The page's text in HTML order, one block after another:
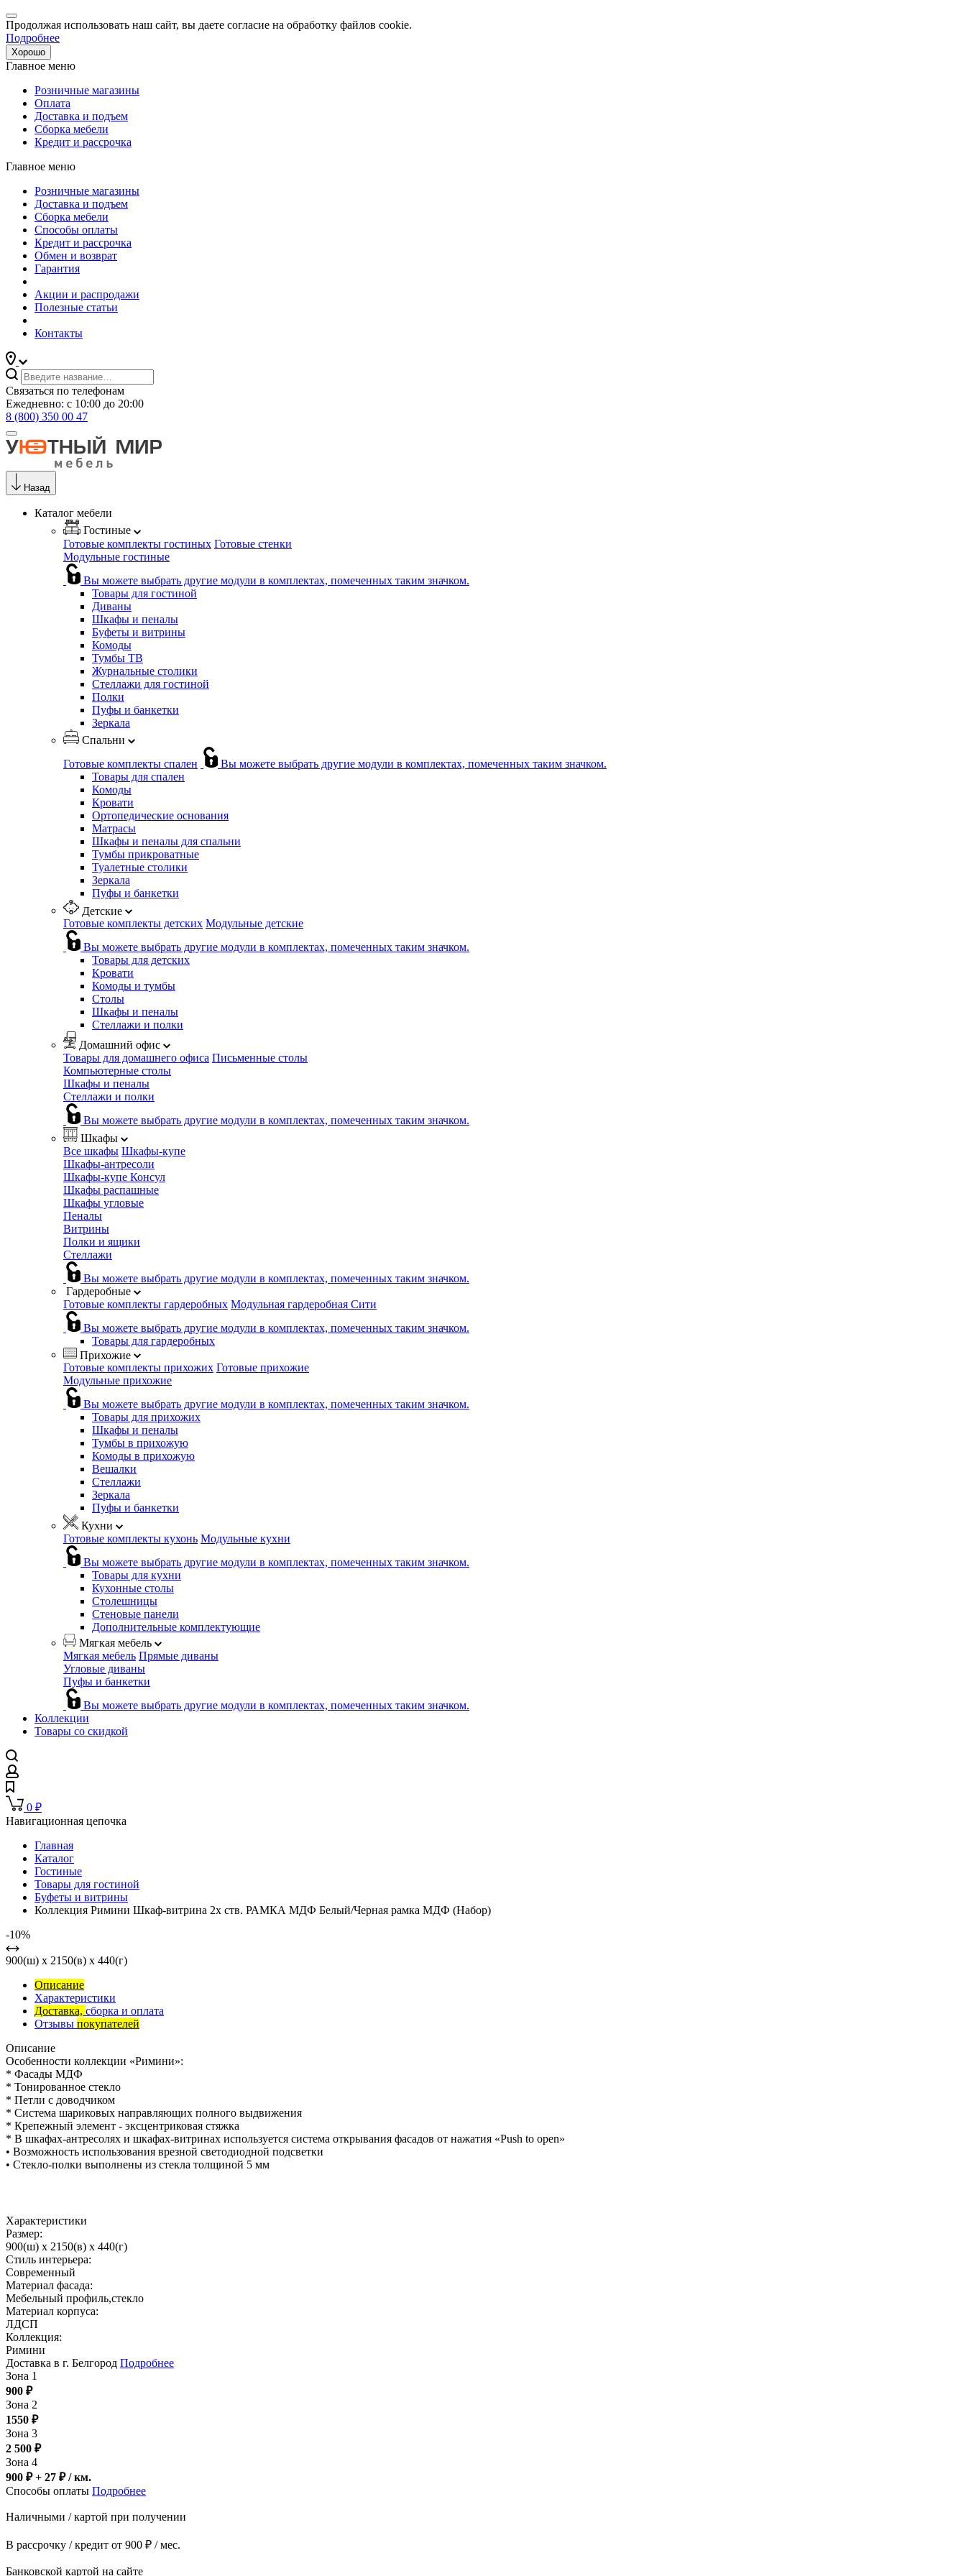
Продолжая использовать наш сайт, вы даете согласие на обработку файлов cookie.
Подробнее
Хорошо
Главное меню
Розничные магазины
Оплата
Доставка и подъем
Сборка мебели
Кредит и рассрочка
Главное меню
Розничные магазины
Доставка и подъем
Сборка мебели
Способы оплаты
Кредит и рассрочка
Обмен и возврат
Гарантия
Акции и распродажи
Полезные статьи
Контакты
Связаться по телефонам
Ежедневно: с 10:00 до 20:00
8 (800) 350 00 47
Назад
Каталог мебели
Гостиные
Готовые комплекты гостиных Готовые стенки
Модульные гостиные
Вы можете выбрать другие модули в комплектах, помеченных таким значком.
Товары для гостиной
Диваны
Шкафы и пеналы
Буфеты и витрины
Комоды
Тумбы ТВ
Журнальные столики
Стеллажи для гостиной
Полки
Пуфы и банкетки
Зеркала
Спальни
Готовые комплекты спален
Вы можете выбрать другие модули в комплектах, помеченных таким значком.
Товары для спален
Комоды
Кровати
Ортопедические основания
Матрасы
Шкафы и пеналы для спальни
Тумбы прикроватные
Туалетные столики
Зеркала
Пуфы и банкетки
Детские
Готовые комплекты детских Модульные детские
Вы можете выбрать другие модули в комплектах, помеченных таким значком.
Товары для детских
Кровати
Комоды и тумбы
Столы
Шкафы и пеналы
Стеллажи и полки
Домашний офис
Товары для домашнего офиса Письменные столы
Компьютерные столы
Шкафы и пеналы
Стеллажи и полки
Вы можете выбрать другие модули в комплектах, помеченных таким значком.
Шкафы
Все шкафы Шкафы-купе
Шкафы-антресоли
Шкафы-купе Консул
Шкафы распашные
Шкафы угловые
Пеналы
Витрины
Полки и ящики
Стеллажи
Вы можете выбрать другие модули в комплектах, помеченных таким значком.
Гардеробные
Готовые комплекты гардеробных Модульная гардеробная Сити
Вы можете выбрать другие модули в комплектах, помеченных таким значком.
Товары для гардеробных
Прихожие
Готовые комплекты прихожих Готовые прихожие
Модульные прихожие
Вы можете выбрать другие модули в комплектах, помеченных таким значком.
Товары для прихожих
Шкафы и пеналы
Тумбы в прихожую
Комоды в прихожую
Вешалки
Стеллажи
Зеркала
Пуфы и банкетки
Кухни
Готовые комплекты кухонь Модульные кухни
Вы можете выбрать другие модули в комплектах, помеченных таким значком.
Товары для кухни
Кухонные столы
Столешницы
Стеновые панели
Дополнительные комплектующие
Мягкая мебель
Мягкая мебель Прямые диваны
Угловые диваны
Пуфы и банкетки
Вы можете выбрать другие модули в комплектах, помеченных таким значком.
Коллекции
Товары со скидкой
0 ₽
Навигационная цепочка
Главная
Каталог
Гостиные
Товары для гостиной
Буфеты и витрины
Коллекция Римини Шкаф-витрина 2х ств. РАМКА МДФ Белый/Черная рамка МДФ (Набор)
-10%
900(ш) x 2150(в) x 440(г)
Описание
Характеристики
Доставка, сборка и оплата
Отзывы покупателей
Описание
Особенности коллекции «Римини»:
* Фасады МДФ
* Тонированное стекло
* Петли с доводчиком
* Система шариковых направляющих полного выдвижения
* Крепежный элемент - эксцентриковая стяжка
* В шкафах-антресолях и шкафах-витринах используется система открывания фасадов от нажатия «Push to open»
• Возможность использования врезной светодиодной подсветки
• Стекло-полки выполнены из стекла толщиной 5 мм
Характеристики
Размер:
900(ш) x 2150(в) x 440(г)
Стиль интерьера:
Современный
Материал фасада:
Мебельный профиль,стекло
Материал корпуса:
ЛДСП
Коллекция:
Римини
Доставка в г. Белгород Подробнее
Зона 1
900 ₽
Зона 2
1550 ₽
Зона 3
2 500 ₽
Зона 4
900 ₽ + 27 ₽/ км.
Способы оплаты Подробнее
Наличными / картой при получении
В рассрочку / кредит от 900 ₽ / мес.
Банковской картой на сайте